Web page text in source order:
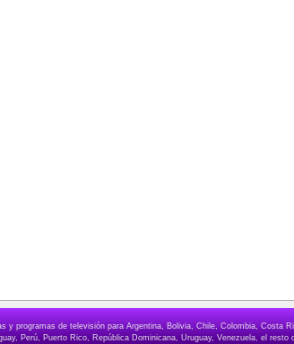
y programas de televisión para Argentina, Bolivia, Chile, Colombia, Costa
Perú, Puerto Rico, República Dominicana, Uruguay, Venezuela, el